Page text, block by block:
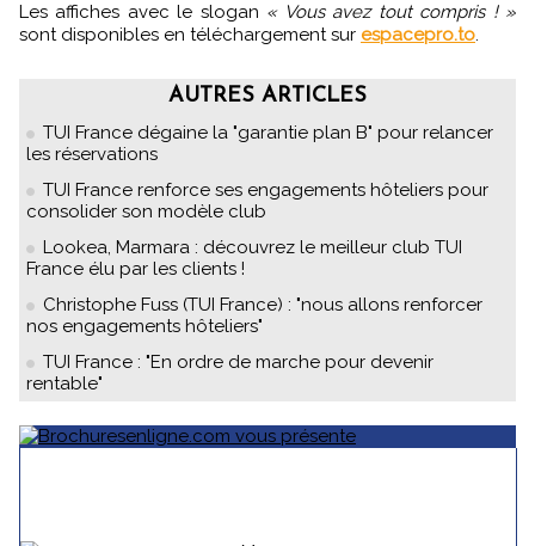
Les affiches avec le slogan « Vous avez tout compris ! »
sont disponibles en téléchargement sur espacepro.to.
AUTRES ARTICLES
TUI France dégaine la "garantie plan B" pour relancer
les réservations
TUI France renforce ses engagements hôteliers pour
consolider son modèle club
Lookea, Marmara : découvrez le meilleur club TUI
France élu par les clients !
Christophe Fuss (TUI France) : "nous allons renforcer
nos engagements hôteliers"
TUI France : "En ordre de marche pour devenir
rentable"